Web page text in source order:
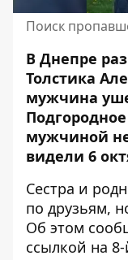
Поиск
В Днепре
Толстика
мужчина
мужчиной
видели 6
Сестра и
по друзьям,
Об этом
ссылкой на